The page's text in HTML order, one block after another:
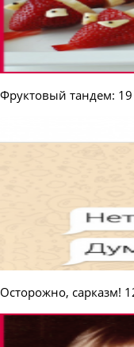
Фруктовый тандем: 19
Осторожно, сарказм!